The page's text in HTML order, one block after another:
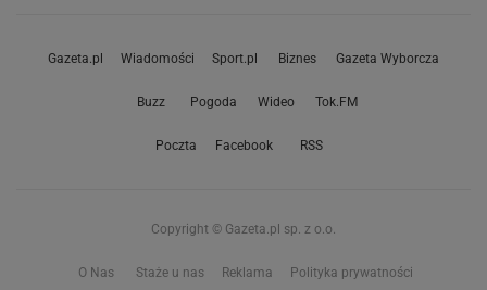
Gazeta.pl Wiadomości Sport.pl Biznes Gazeta Wyborcza
Buzz Pogoda Wideo Tok.FM
Poczta Facebook RSS
Copyright © Gazeta.pl sp. z o.o.
O Nas Staże u nas Reklama Polityka prywatności